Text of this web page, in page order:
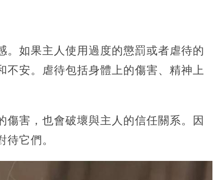
如果主人使用過度的懲罰或者虐待的
不安。虐待包括身體上的傷害、精神上
害，也會破壞與主人的信任關系。因
它們。